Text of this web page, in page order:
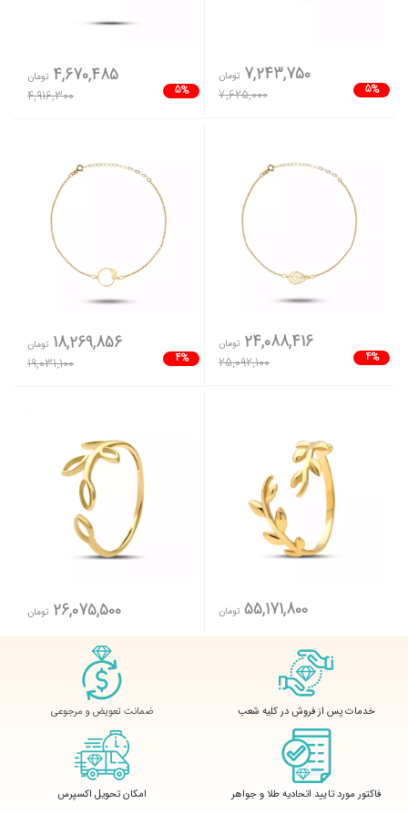
5%
7,243,750 تومان
7,625,000
5%
4,670,485 تومان
4,916,300
4%
24,088,416 تومان
25,092,100
4%
18,269,856 تومان
19,031,100
55,171,800 تومان 26,075,500 تومان
خدمات پس از فروش در کلیه شعب ضمانت تعویض و مرجوعی
فاکتور مورد تایید اتحادیه طلا و جواهر امکان تحویل اکسپرس